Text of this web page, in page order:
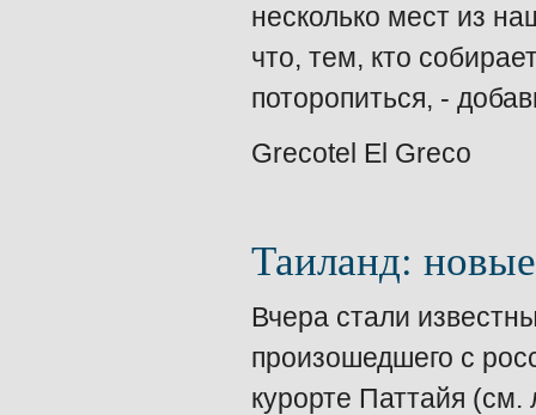
несколько мест из
что, тем, кто
поторопиться, -
Grecotel El Greco
Таиланд:
Вчера стали
произошедшего с
курорте Паттайя (см.